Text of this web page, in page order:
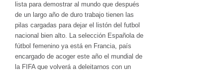
lista para demostrar al mundo que después
de un largo año de duro trabajo tienen las
pilas cargadas para dejar el listón del futbol
nacional bien alto. La selección Española de
fútbol femenino ya está en Francia, país
encargado de acoger este año el mundial de
la FIFA que volverá a deleitarnos con un